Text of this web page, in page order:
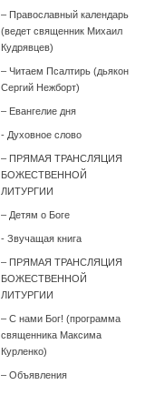
– Православный календарь
(ведет священник Михаил
Кудрявцев)
– Читаем Псалтирь (дьякон
Сергий Нежборт)
– Евангелие дня
- Духовное слово
– ПРЯМАЯ ТРАНСЛЯЦИЯ
БОЖЕСТВЕННОЙ
ЛИТУРГИИ
– Детям о Боге
- Звучащая книга
– ПРЯМАЯ ТРАНСЛЯЦИЯ
БОЖЕСТВЕННОЙ
ЛИТУРГИИ
– С нами Бог! (программа
священника Максима
Курленко)
– Объявления